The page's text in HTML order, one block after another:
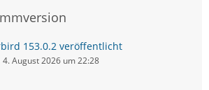
153.0.2 veröffentlicht
4. August 2026 um 22:28